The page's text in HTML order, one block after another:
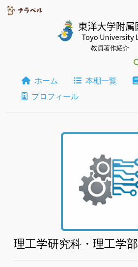
教員著作紹介
ホーム 本棚一覧
プロフィール
理工学研究科・理工学部